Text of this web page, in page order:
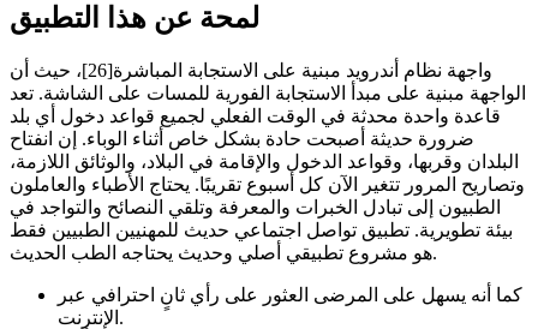
لمحة عن هذا التطبيق
واجهة نظام أندرويد مبنية على الاستجابة المباشرة[26]، حيث أن
الواجهة مبنية على مبدأ الاستجابة الفورية للمسات على الشاشة. تعد
قاعدة واحدة محدثة في الوقت الفعلي لجميع قواعد دخول أي بلد
ضرورة حديثة أصبحت حادة بشكل خاص أثناء الوباء. إن انفتاح
البلدان وقربها، وقواعد الدخول والإقامة في البلاد، والوثائق اللازمة،
وتصاريح المرور تتغير الآن كل أسبوع تقريبًا. يحتاج الأطباء والعاملون
الطبيون إلى تبادل الخبرات والمعرفة وتلقي النصائح والتواجد في
بيئة تطويرية. تطبيق تواصل اجتماعي حديث للمهنيين الطبيين فقط
هو مشروع تطبيقي أصلي وحديث يحتاجه الطب الحديث.
كما أنه يسهل على المرضى العثور على رأي ثانٍ احترافي عبر
الإنترنت.